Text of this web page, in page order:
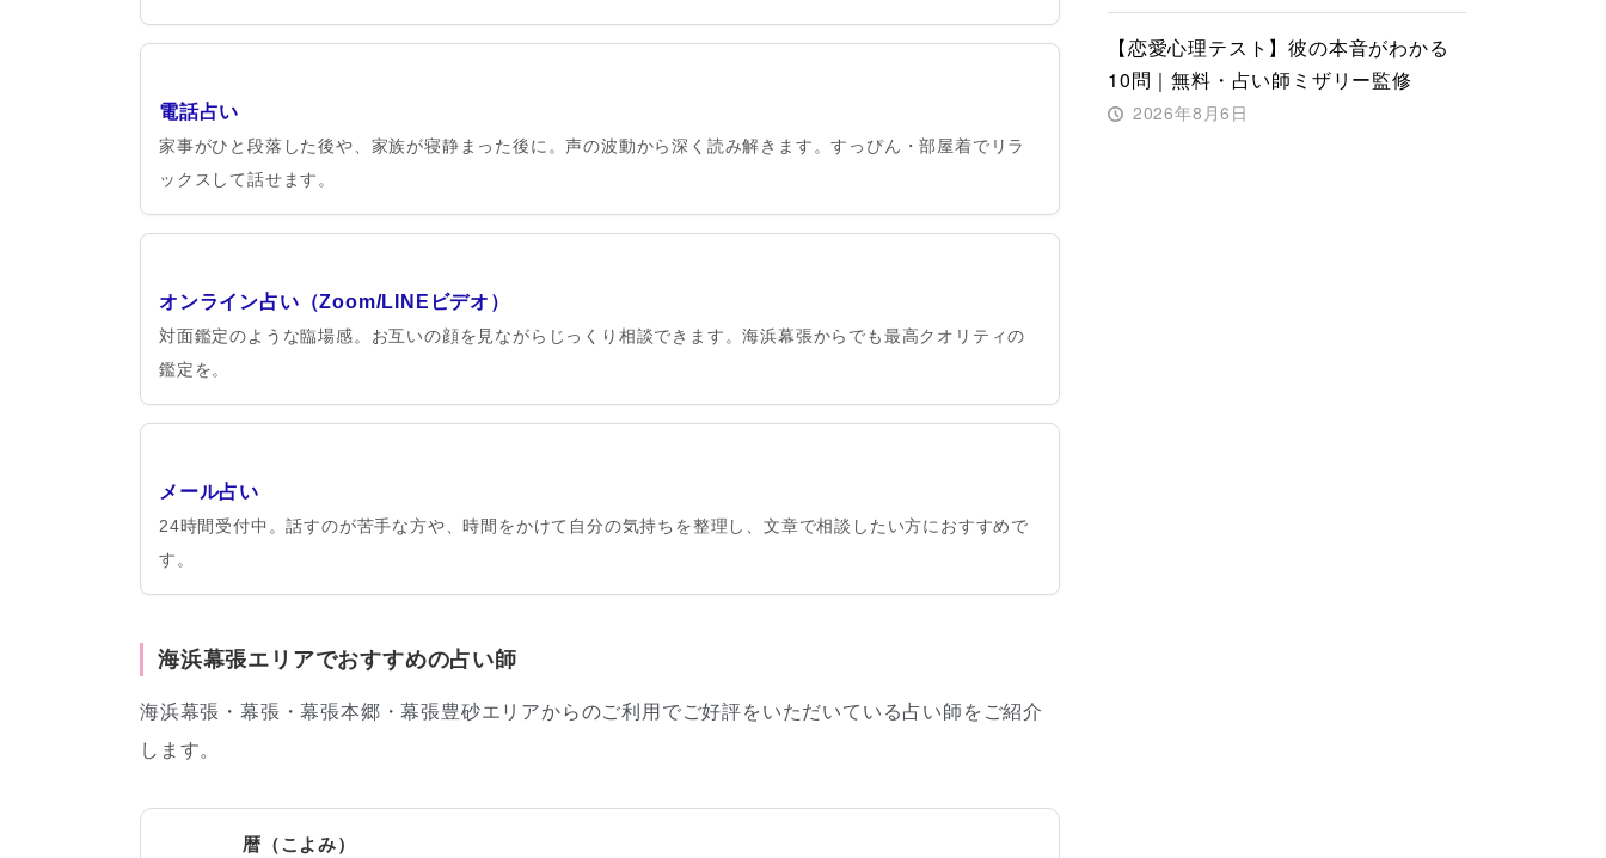
電話占い
家事がひと段落した後や、家族が寝静まった後に。声の波動から深く読み解きます。すっぴん・部屋着でリラ
ックスして話せます。
オンライン占い（Zoom/LINEビデオ）
対面鑑定のような臨場感。お互いの顔を見ながらじっくり相談できます。海浜幕張からでも最高クオリティの
鑑定を。
メール占い
24時間受付中。話すのが苦手な方や、時間をかけて自分の気持ちを整理し、文章で相談したい方におすすめで
す。
海浜幕張エリアでおすすめの占い師
海浜幕張・幕張・幕張本郷・幕張豊砂エリアからのご利用でご好評をいただいている占い師をご紹介
します。
暦（こよみ）
【恋愛心理テスト】彼の本音がわかる
10問｜無料・占い師ミザリー監修
2026年8月6日